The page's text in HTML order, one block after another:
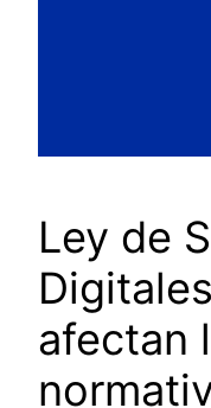
Ley de
afectan